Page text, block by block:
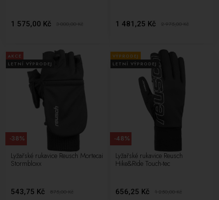
1 575,00 Kč 3 000,00Kč 1 481,25 Kč 2 975,00Kč
AKCE
LETNÍ VÝPRODEJ
Lyžařské rukavice Reusch Mortecai
Stormbloxx
543,75 Kč 875,00Kč
-38%
VÝPRODEJ
LETNÍ VÝPRODEJ
Lyžařské rukavice Reusch
Hike&Ride Touch-tec
656,25 Kč 1 250,00Kč
-48%